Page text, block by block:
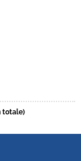
totale)